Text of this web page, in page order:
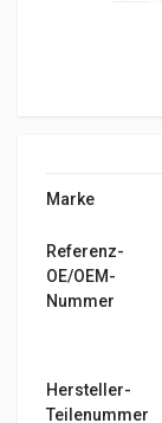
Marke
Referenz-
OE/OEM-
Nummer
Hersteller-
Teilenummer